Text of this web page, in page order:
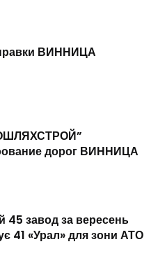
ВИННИЦА
дорог ВИННИЦА
45 завод за вересень
41 «Урал» для зони АТО